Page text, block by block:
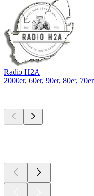
Radio H2A
2000er, 60er, 90er, 80er, 70er